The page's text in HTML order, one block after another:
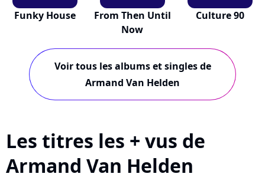
Funky House
From Then Until
Now
Culture 90
Voir tous les albums et singles de
Armand Van Helden
Les titres les + vus de
Armand Van Helden